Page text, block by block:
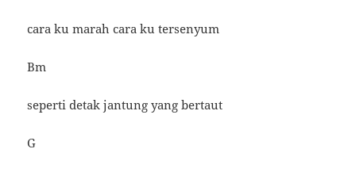
cara ku marah cara ku tersenyum
Bm
seperti detak jantung yang bertaut
G